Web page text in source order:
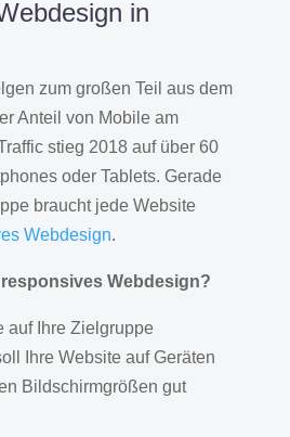
in
zum großen Teil aus dem
Anteil von Mobile am
stieg 2018 auf über 60
oder Tablets. Gerade
braucht jede Website
Webdesign.
Webdesign?
auf Ihre Zielgruppe
Ihre Website auf Geräten
Bildschirmgrößen gut